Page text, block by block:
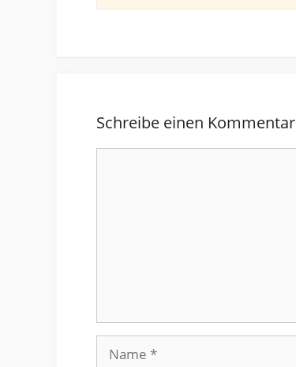
Schreibe einen Kommentar